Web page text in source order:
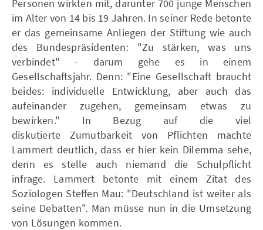
Personen wirkten mit, darunter 700 junge Menschen
im Alter von 14 bis 19 Jahren. In seiner Rede betonte
er das gemeinsame Anliegen der Stiftung wie auch
des Bundespräsidenten: "Zu stärken, was uns
verbindet" - darum gehe es in einem
Gesellschaftsjahr. Denn: "Eine Gesellschaft braucht
beides: individuelle Entwicklung, aber auch das
aufeinander zugehen, gemeinsam etwas zu
bewirken." In Bezug auf die viel
diskutierte Zumutbarkeit von Pflichten machte
Lammert deutlich, dass er hier kein Dilemma sehe,
denn es stelle auch niemand die Schulpflicht
infrage. Lammert betonte mit einem Zitat des
Soziologen Steffen Mau: "Deutschland ist weiter als
seine Debatten". Man müsse nun in die Umsetzung
von Lösungen kommen.